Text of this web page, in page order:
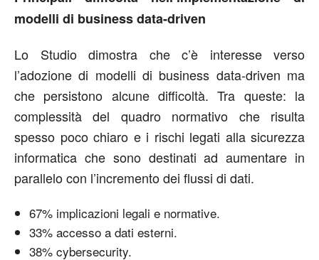
modelli di business data-driven
Lo Studio dimostra che c’è interesse verso
l’adozione di modelli di business data-driven ma
che persistono alcune difficoltà. Tra queste: la
complessità del quadro normativo che risulta
spesso poco chiaro e i rischi legati alla sicurezza
informatica che sono destinati ad aumentare in
parallelo con l’incremento dei flussi di dati.
67% implicazioni legali e normative.
33% accesso a dati esterni.
38% cybersecurity.